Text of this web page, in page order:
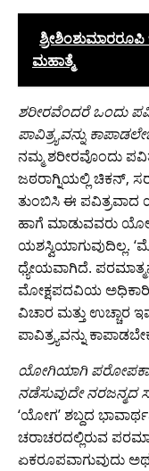
ಮಹಾತ್ಮೆ
ಶರೀರವೆಂದರೆ ಒಂದು
ಪಾವಿತ್ರ್ಯವನ್ನು
ನಮ್ಮ ಶರೀರವೊಂದು
ಜಠರಾಗ್ನಿಯಲ್ಲಿ ಚಿಕನ್,
ತುಂಬಿಸಿ ಈ ಪವಿತ್ರವಾದ
ಹಾಗೆ ಮಾಡುವವರು
ಯಶಸ್ವಿಯಾಗುವುದಿಲ್ಲ.
ಧ್ಯೇಯವಾಗಿದೆ.
ಮೋಕ್ಷಪದವಿಯ
ವಿಚಾರ ಮತ್ತು ಉಚ್ಚಾರ
ಪಾವಿತ್ರ್ಯವನ್ನು
ಯೋಗಿಯಾಗಿ ಪರೋಪಕಾರಿ
ನಡೆಸುವುದೇ ನರಜನ್ಮದ
‘ಯೋಗ’ ಶಬ್ದದ
ಚರಾಚರದಲ್ಲಿರುವ
ಏಕರೂಪವಾಗುವುದು